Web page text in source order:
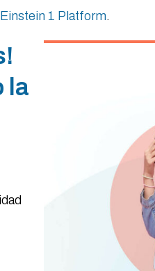
Einstein 1 Platform.
la